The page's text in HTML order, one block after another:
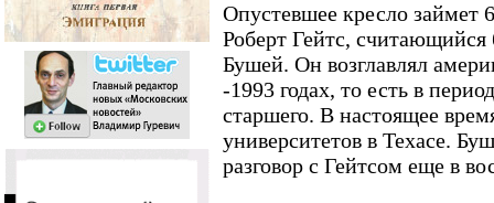
Опустевшее кресло займет
Роберт Гейтс, считающийся
Бушей. Он возглавлял
-1993 годах, то есть в
старшего. В настоящее
университетов в Техасе.
разговор с Гейтсом еще в